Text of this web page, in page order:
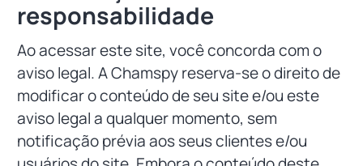
responsabilidade
Ao acessar este site, você concorda com o
aviso legal. A Chamspy reserva-se o direito de
modificar o conteúdo de seu site e/ou este
aviso legal a qualquer momento, sem
notificação prévia aos seus clientes e/ou